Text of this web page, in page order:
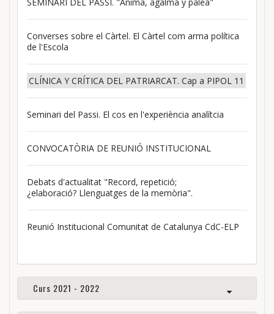
Converses sobre el Càrtel. El Càrtel com arma política
de l'Escola
CLÍNICA Y CRÍTICA DEL PATRIARCAT. Cap a PIPOL 11
Seminari del Passi. El cos en l'experiència analítcia
CONVOCATÒRIA DE REUNIÓ INSTITUCIONAL
Debats d'actualitat "Record, repetició;
¿elaboració? Llenguatges de la memòria".
Reunió Institucional Comunitat de Catalunya CdC-ELP
Curs 2021 - 2022